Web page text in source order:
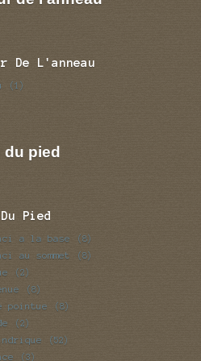
De L'anneau
(1)
du pied
Pied
a la base (8)
au sommet (8)
(2)
(8)
pointue (8)
(2)
(52)
(3)